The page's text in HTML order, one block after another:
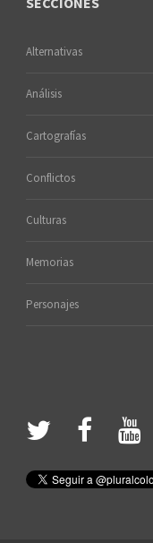
Alternativas
Análisis
Cartografías
Conflictos
Culturas
Memorias
Personajes